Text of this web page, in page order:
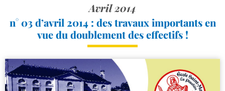
Avril 2014
n° 03 d’avril 2014 : des travaux importants en
vue du doublement des effectifs !